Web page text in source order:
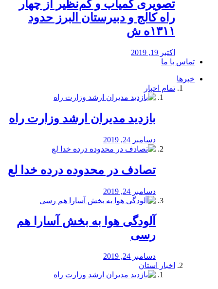
️تصویری کمیاب و کم‌نظیر از چهار
راه كالج و دبيرستان البرز حدود
۱۳۱۱ه ش
اکتبر 19, 2019
تماس با ما
خبرها
تمام اخبار
بازدید مدیران ارشد وزارت راه
دسامبر 24, 2019
تصادف در محدوده درده خدا لع
دسامبر 24, 2019
آلودگی هوا به بخش آسارا هم
رسی
دسامبر 24, 2019
اخبار استان